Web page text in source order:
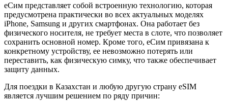
еСим представляет собой встроенную технологию, которая
предусмотрена практически во всех актуальных моделях
iPhone, Samsung и других смартфонах. Она работает без
физического носителя, не требует места в слоте, что позволяет
сохранить основной номер. Кроме того, еСим привязана к
конкретному устройству, ее невозможно потерять или
переставить, как физическую симку, что также обеспечивает
защиту данных.
Для поездки в Казахстан и любую другую страну eSIM
является лучшим решением по ряду причин: